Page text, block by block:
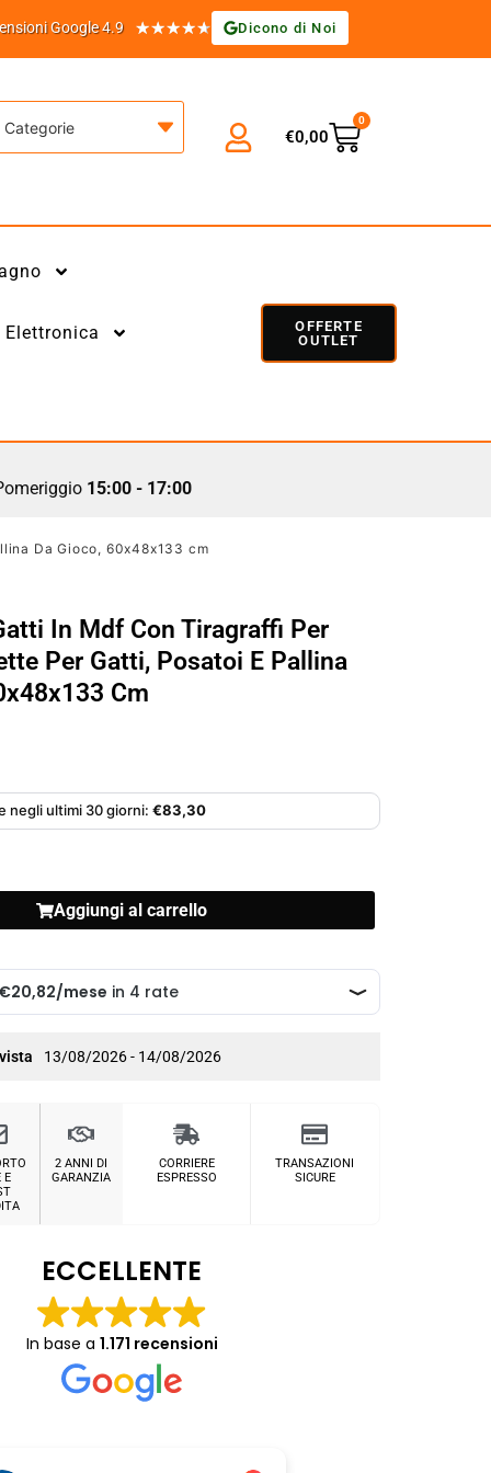
Google 4.9 ★★★★★ Dicono di Noi
Categorie €0,00
0
Elettronica
OFFERTE
OUTLET
15:00 - 17:00
Da Gioco, 60x48x133 cm
In Mdf Con Tiragraffi Per
Per Gatti, Posatoi E Pallina
Cm
negli ultimi 30 giorni: €83,30
Aggiungi al carrello
13/08/2026 - 14/08/2026
E
2 ANNI DI
GARANZIA
CORRIERE
ESPRESSO
TRANSAZIONI
SICURE
ECCELLENTE
In base a 1.171 recensioni